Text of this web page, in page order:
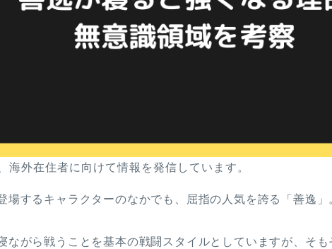
海外在住者に向けて情報を発信しています。
場するキャラクターのなかでも、屈指の人気を誇る「善逸」
ながら戦うことを基本の戦闘スタイルとしていますが、そも